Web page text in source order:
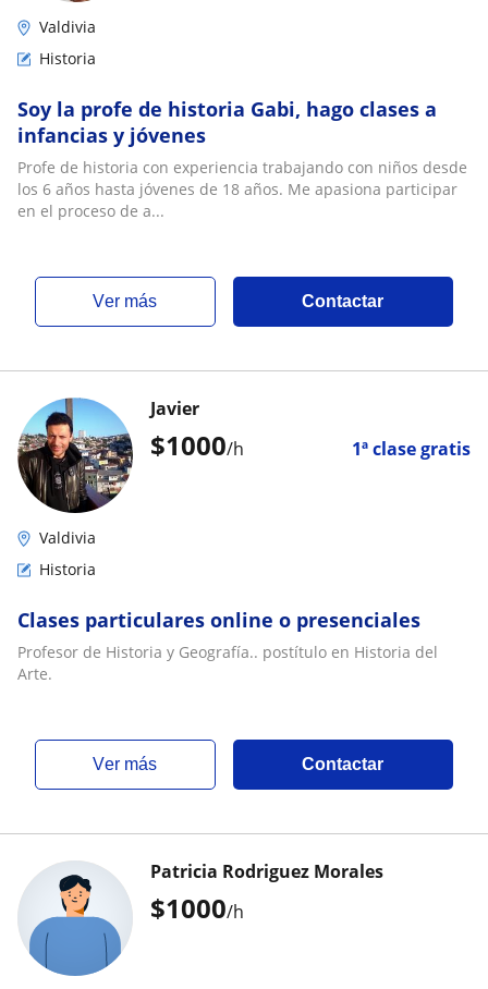
Valdivia
Historia
Soy la profe de historia Gabi, hago clases a
infancias y jóvenes
Profe de historia con experiencia trabajando con niños desde
los 6 años hasta jóvenes de 18 años. Me apasiona participar
en el proceso de a...
ver más Contactar
$1000/h 1ª clase gratis
Javier
Valdivia
Historia
Clases particulares online o presenciales
Profesor de Historia y Geografía.. postítulo en Historia del
Arte.
ver más Contactar
$1000/h
Patricia Rodriguez Morales